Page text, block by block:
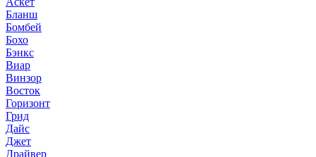
Бланш
Бомбей
Бохо
Бэнкс
Виар
Винзор
Восток
Горизонт
Грид
Дайс
Джет
Драйвер